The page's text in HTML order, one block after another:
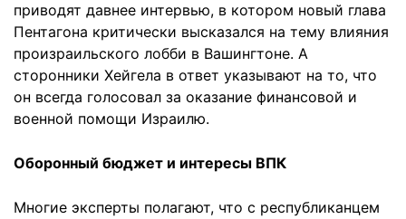
приводят давнее интервью, в котором новый глава
Пентагона критически высказался на тему влияния
произраильского лобби в Вашингтоне. А
сторонники Хейгела в ответ указывают на то, что
он всегда голосовал за оказание финансовой и
военной помощи Израилю.
Оборонный бюджет и интересы ВПК
Многие эксперты полагают, что с республиканцем